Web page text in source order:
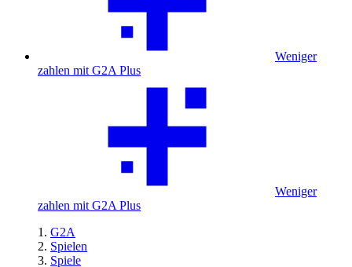
Weniger
zahlen mit G2A Plus
Weniger
zahlen mit G2A Plus
G2A
Spielen
Spiele